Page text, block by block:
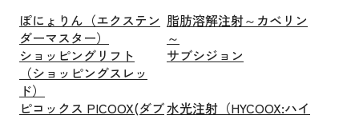
ぽにょりん（エクステン
ダーマスター）
脂肪溶解注射～カベリン
～
ショッピングリフト
（ショッピングスレッ
ド）
サブシジョン
ピコックス PICOOX(ダブ水光注射（HYCOOX:ハイ